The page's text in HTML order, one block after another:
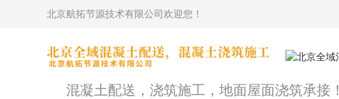
北京航拓节源技术有限公司欢迎您！
混凝土配送，浇筑施工，地面屋面浇筑承接！